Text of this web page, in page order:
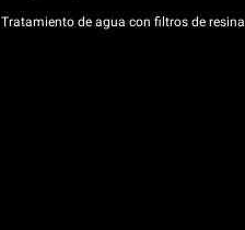
Tratamiento de agua con filtros de resina